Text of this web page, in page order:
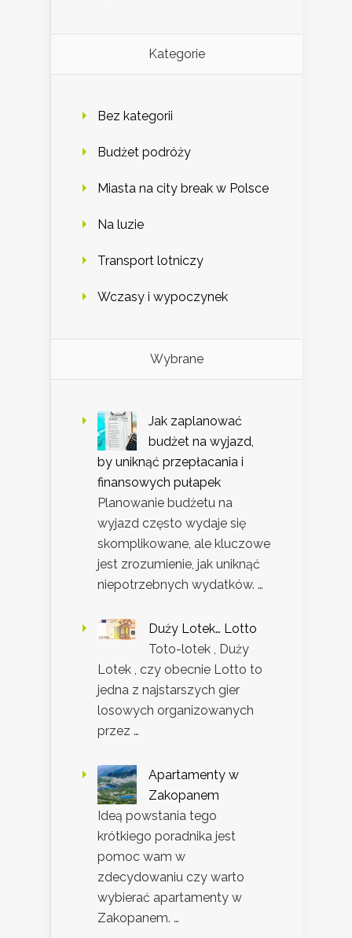
Kategorie
Bez kategorii
Budżet podróży
Miasta na city break w Polsce
Na luzie
Transport lotniczy
Wczasy i wypoczynek
Wybrane
Jak zaplanować
budżet na wyjazd,
by uniknąć przepłacania i
finansowych pułapek
Planowanie budżetu na
wyjazd często wydaje się
skomplikowane, ale kluczowe
jest zrozumienie, jak uniknąć
niepotrzebnych wydatków. …
Duży Lotek… Lotto
Toto-lotek , Duży
Lotek , czy obecnie Lotto to
jedna z najstarszych gier
losowych organizowanych
przez …
Apartamenty w
Zakopanem
Ideą powstania tego
krótkiego poradnika jest
pomoc wam w
zdecydowaniu czy warto
wybierać apartamenty w
Zakopanem. …